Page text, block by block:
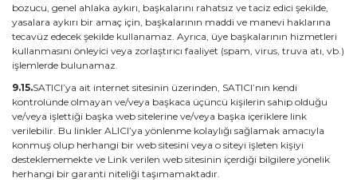
bozucu, genel ahlaka aykırı, başkalarını rahatsız ve taciz edici şekilde,
yasalara aykırı bir amaç için, başkalarının maddi ve manevi haklarına
tecavüz edecek şekilde kullanamaz. Ayrıca, üye başkalarının hizmetleri
kullanmasını önleyici veya zorlaştırıcı faaliyet (spam, virus, truva atı, vb.)
işlemlerde bulunamaz.
9.15.SATICI’ya ait internet sitesinin üzerinden, SATICI’nın kendi
kontrolünde olmayan ve/veya başkaca üçüncü kişilerin sahip olduğu
ve/veya işlettiği başka web sitelerine ve/veya başka içeriklere link
verilebilir. Bu linkler ALICI’ya yönlenme kolaylığı sağlamak amacıyla
konmuş olup herhangi bir web sitesini veya o siteyi işleten kişiyi
desteklememekte ve Link verilen web sitesinin içerdiği bilgilere yönelik
herhangi bir garanti niteliği taşımamaktadır.